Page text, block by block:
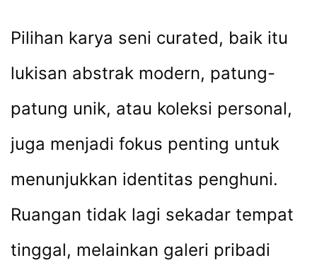
Pilihan karya seni curated, baik itu
lukisan abstrak modern, patung-
patung unik, atau koleksi personal,
juga menjadi fokus penting untuk
menunjukkan identitas penghuni.
Ruangan tidak lagi sekadar tempat
tinggal, melainkan galeri pribadi